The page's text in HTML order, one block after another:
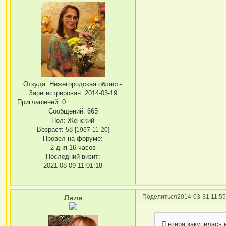
Откуда: Нижегородская область
Зарегистрирован: 2014-03-19
Приглашений: 0
Сообщений: 665
Пол: Женский
Возраст: 58 [1967-11-20]
Провел на форуме:
2 дня 16 часов
Последний визит:
2021-08-09 11:01:18
Поделиться2014-03-31
Лиля
Я вчера